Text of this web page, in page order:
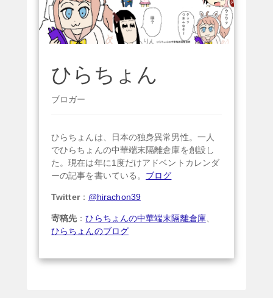
ひらちょん
ブロガー
ひらちょんは、日本の独身異常男性。一人
でひらちょんの中華端末隔離倉庫を創設し
た。現在は年に1度だけアドベントカレンダ
ーの記事を書いている。 ブログ
Twitter： @hirachon39
寄稿先 ：ひらちょんの中華端末隔離倉庫、
ひらちょんのブログ